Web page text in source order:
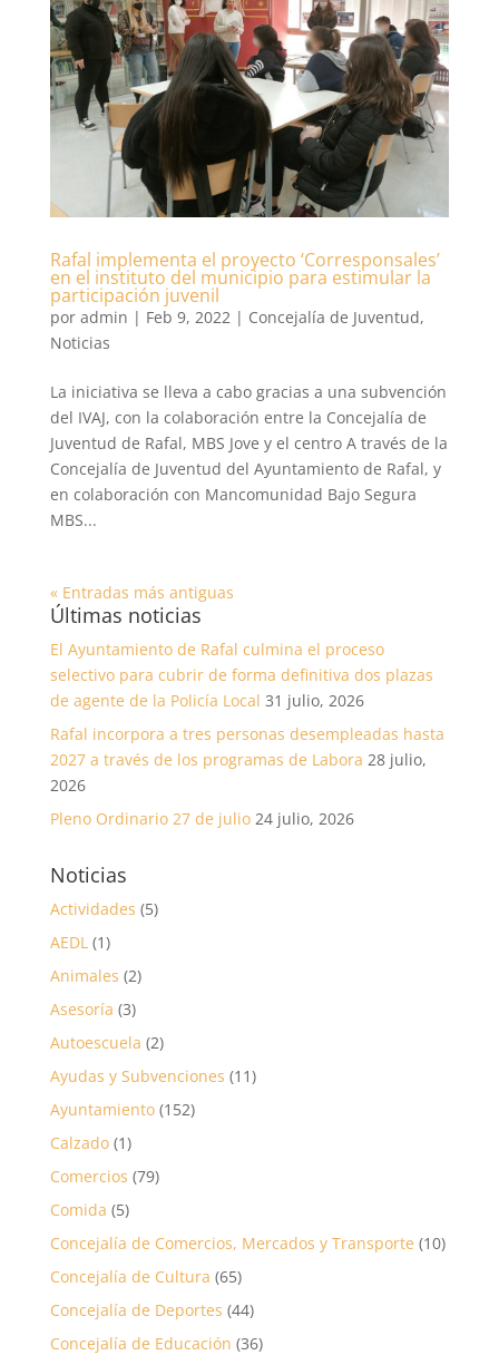
Rafal implementa el proyecto ‘Corresponsales’
en el instituto del municipio para estimular la
participación juvenil
por admin | Feb 9, 2022| Concejalía de Juventud,
Noticias
La iniciativa se lleva a cabo gracias a una subvención
del IVAJ, con la colaboración entre la Concejalía de
Juventud de Rafal, MBS Jove y el centro A través de la
Concejalía de Juventud del Ayuntamiento de Rafal, y
en colaboración con Mancomunidad Bajo Segura
MBS...
« Entradas más antiguas
Últimas noticias
El Ayuntamiento de Rafal culmina el proceso
selectivo para cubrir de forma definitiva dos plazas
de agente de la Policía Local 31 julio, 2026
Rafal incorpora a tres personas desempleadas hasta
2027 a través de los programas de Labora 28 julio,
2026
Pleno Ordinario 27 de julio 24 julio, 2026
Noticias
Actividades (5)
AEDL(1)
Animales (2)
Asesoría (3)
Autoescuela (2)
Ayudas y Subvenciones (11)
Ayuntamiento(152)
Calzado(1)
Comercios (79)
Comida (5)
Concejalía de Comercios, Mercados y Transporte (10)
Concejalía de Cultura (65)
Concejalía de Deportes (44)
Concejalía de Educación (36)